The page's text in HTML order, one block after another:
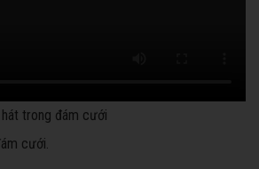
hát trong đám cưới
cưới.